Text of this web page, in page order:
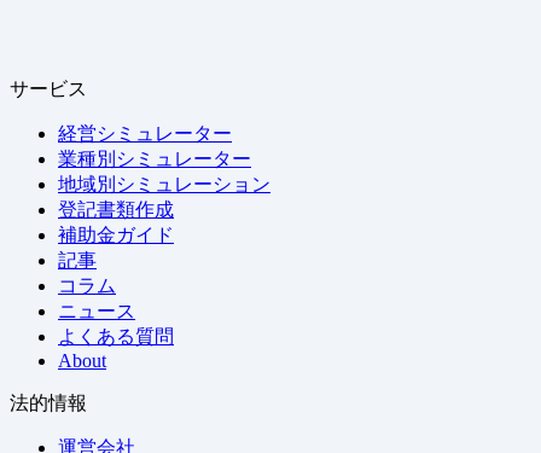
サービス
経営シミュレーター
業種別シミュレーター
地域別シミュレーション
登記書類作成
補助金ガイド
記事
コラム
ニュース
よくある質問
About
法的情報
運営会社